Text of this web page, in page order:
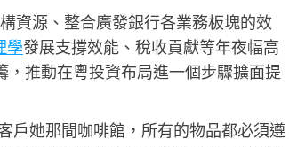
資源、整合廣發銀行各業務板塊的效
學發展支撐效能、稅收貢獻等年夜幅高
，推動在粵投資布局進一個步驟擴面提
戶她那間咖啡館，所有的物品都必須遵